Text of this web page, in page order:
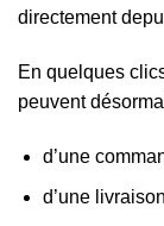
directement
En quelques
peuvent
d’une
d’une